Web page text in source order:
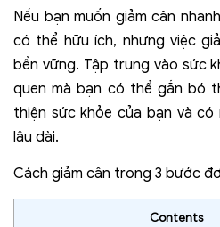
Nếu bạn muốn giảm cân
có thể hữu ích, nhưng việc
bền vững. Tập trung vào sức
quen mà bạn có thể gắn bó
thiện sức khỏe của bạn và có
lâu dài.
Cách giảm cân trong 3 bước
Contents